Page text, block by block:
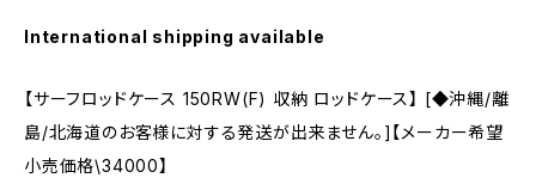
International shipping available
【サーフロッドケース 150RW(F) 収納 ロッドケース】 [◆沖縄/離
島/北海道のお客様に対する発送が出来ません。]【メーカー希望
小売価格\34000】